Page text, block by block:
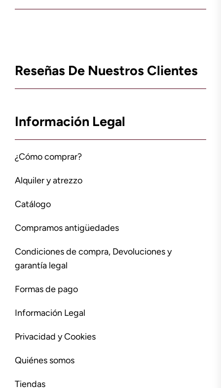
Reseñas De Nuestros Clientes
Información Legal
¿Cómo comprar?
Alquiler y atrezzo
Catálogo
Compramos antigüedades
Condiciones de compra, Devoluciones y
garantía legal
Formas de pago
Información Legal
Privacidad y Cookies
Quiénes somos
Tiendas